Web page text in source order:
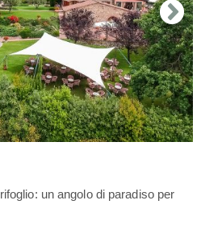
un angolo di paradiso per